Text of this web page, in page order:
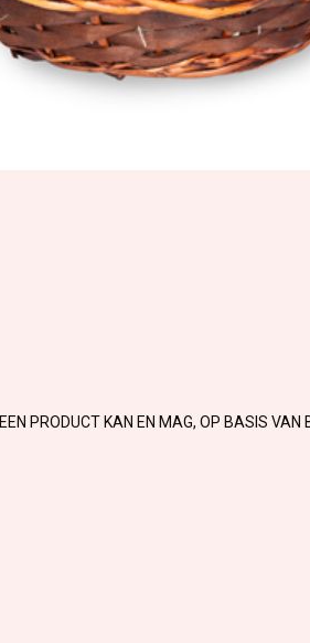
EEN PRODUCT KAN EN MAG, OP BASIS VAN